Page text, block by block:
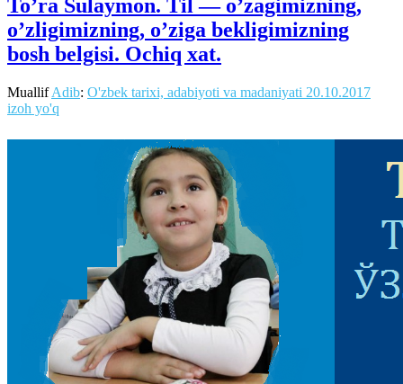
To’ra Sulaymon. Til — o’zagimizning,
o’zligimizning, o’ziga bekligimizning
bosh belgisi. Ochiq xat.
MuallifAdib: O'zbek tarixi, adabiyoti va madaniyati 20.10.2017
izoh yo'q